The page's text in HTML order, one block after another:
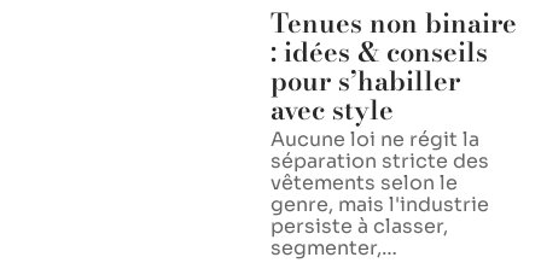
Tenues non binaire
: idées & conseils
pour s’habiller
avec style
Aucune loi ne régit la
séparation stricte des
vêtements selon le
genre, mais l'industrie
persiste à classer,
segmenter,…